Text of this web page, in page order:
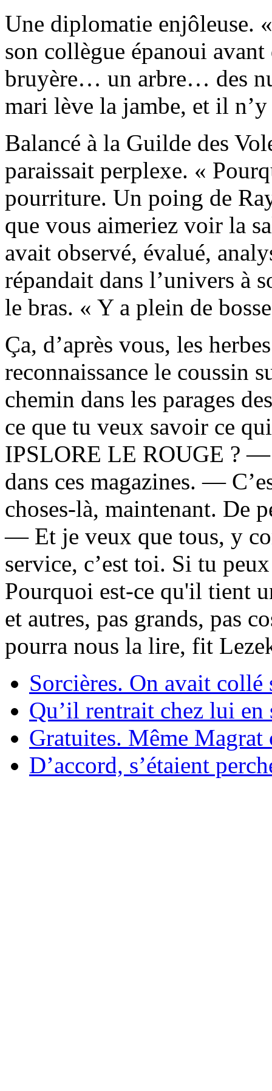
Une diplomatie enjôleuse.
son collègue épanoui
bruyère… un arbre… des
mari lève la jambe, et il
Balancé à la Guilde des
paraissait perplexe. «
pourriture. Un poing de
que vous aimeriez voir la
avait observé, évalué,
répandait dans l’univers à
le bras. « Y a plein de
Ça, d’après vous, les
reconnaissance le coussin
chemin dans les parages
ce que tu veux savoir ce
IPSLORE LE ROUGE ? —
dans ces magazines. —
choses-là, maintenant. De
— Et je veux que tous, y
service, c’est toi. Si tu
Pourquoi est-ce qu'il tient
et autres, pas grands, pas
pourra nous la lire, fit
Sorcières. On avait collé
Qu’il rentrait chez lui en
Gratuites. Même Magrat
D’accord, s’étaient